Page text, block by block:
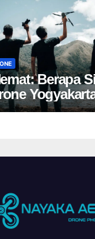
Berapa